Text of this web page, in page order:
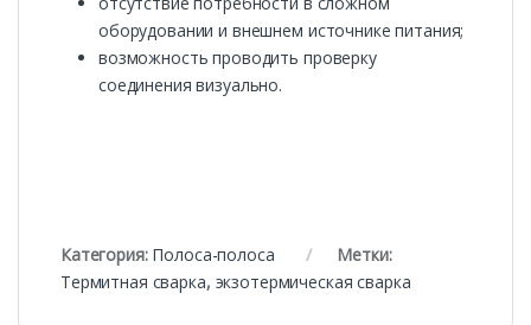
оборудовании и внешнем источнике питания;
возможность проводить проверку
соединения визуально.
Категория: Полоса-полоса
Метки:
Термитная сварка, экзотермическая сварка